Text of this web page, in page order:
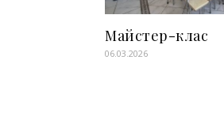
Майстер-клас
06.03.2026